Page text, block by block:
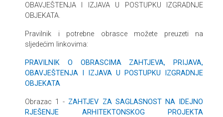
OBAVJEŠTENJA I IZJAVA U POSTUPKU IZGRADNJE
OBJEKATA.
Pravilnik i potrebne obrasce možete preuzeti na
sljedećim linkovima:
PRAVILNIK O OBRASCIMA ZAHTJEVA, PRIJAVA,
OBAVJEŠTENJA I IZJAVA U POSTUPKU IZGRADNJE
OBJEKATA
Obrazac 1 - ZAHTJEV ZA SAGLASNOST NA IDEJNO
RJEŠENJE ARHITEKTONSKOG PROJEKTA